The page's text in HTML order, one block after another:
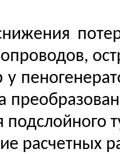
подслойного
расчетных